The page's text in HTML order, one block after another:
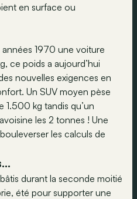
en surface ou
1970 une voiture
ce poids a aujourd’hui
nouvelles exigences en
Un SUV moyen pèse
1.500 kg tandis qu’un
les 2 tonnes ! Une
les calculs de
durant la seconde moitié
été pour supporter une